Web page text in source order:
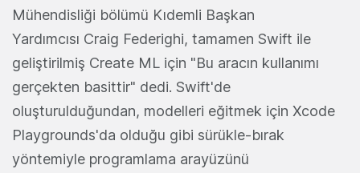
Mühendisliği bölümü Kıdemli Başkan
Yardımcısı Craig Federighi, tamamen Swift ile
geliştirilmiş Create ML için "Bu aracın kullanımı
gerçekten basittir" dedi. Swift'de
oluşturulduğundan, modelleri eğitmek için Xcode
Playgrounds'da olduğu gibi sürükle-bırak
yöntemiyle programlama arayüzünü